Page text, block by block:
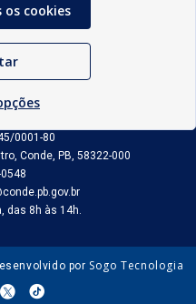
0001-80
Conde, PB, 58322-000
das 8h às 14h.
por Sogo Tecnologia
cookies